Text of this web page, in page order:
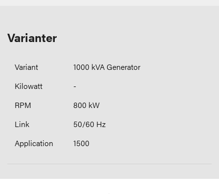
Varianter
1000 kVA Generator
-
800 kW
50/60 Hz
1500